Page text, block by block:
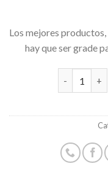
Los mejores
hay que ser grade